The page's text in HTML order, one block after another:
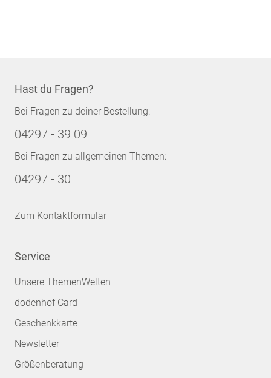
Hast du Fragen?
Bei Fragen zu deiner Bestellung:
04297 - 39 09
Bei Fragen zu allgemeinen Themen:
04297 - 30
Zum Kontaktformular
Service
Unsere ThemenWelten
dodenhof Card
Geschenkkarte
Newsletter
Größenberatung